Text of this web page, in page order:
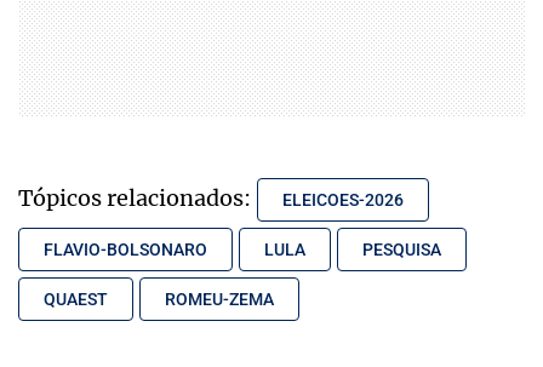
Tópicos relacionados: ELEICOES-2026
FLAVIO-BOLSONARO LULA PESQUISA
QUAEST ROMEU-ZEMA